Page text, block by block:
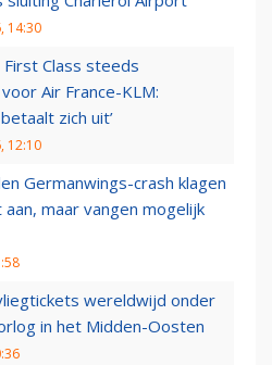
14:30
First Class steeds
Air France-KLM:
zich uit’
12:10
Germanwings-crash klagen
maar vangen mogelijk
wereldwijd onder
in het Midden-Oosten